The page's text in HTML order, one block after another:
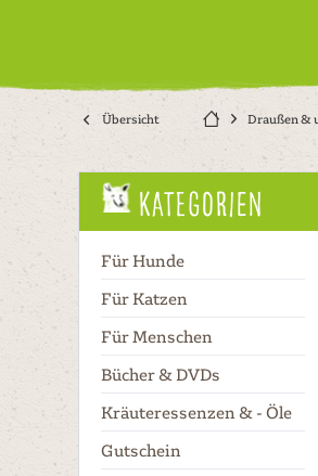
Übersicht Draußen &
Kategorien
Für Hunde
Für Katzen
Für Menschen
Bücher & DVDs
Kräuteressenzen & - Öle
Gutschein